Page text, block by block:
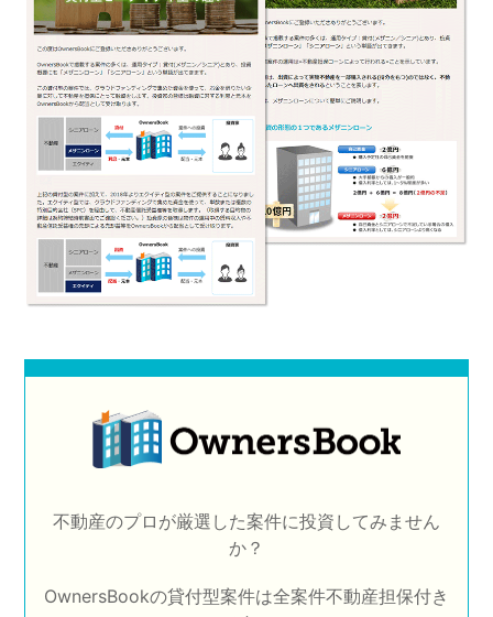
不動産のプロが厳選した案件に投資してみません
か？
OwnersBookの貸付型案件は全案件不動産担保付き